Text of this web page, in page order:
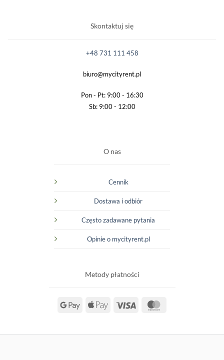
O nas
Cennik
Dostawa i odbiór
Często zadawane pytania
Opinie o mycityrent.pl
Metody płatności
Google
Apple
Visa
Skontaktuj się
+48 731 111 458
biuro@mycityrent.pl
Pon - Pt: 9:00 - 16:30
Sb: 9:00 - 12:00